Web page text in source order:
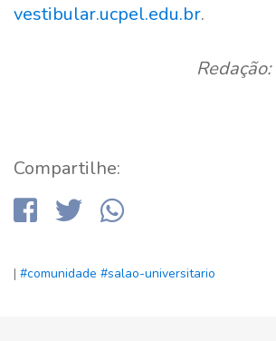
vestibular.ucpel.edu.br.
Compartilhe:
| #comunidade #salao-universitario